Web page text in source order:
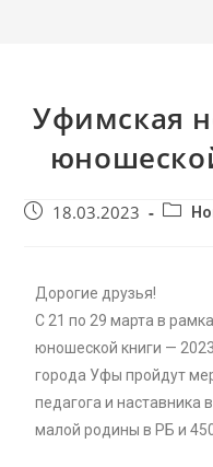
Уфимская
18.03.2023
Дорогие друзья!
С 21 по 29 марта в
юношеской книги —
города Уфы пройдут
педагога и наставника
малой родины в РБ и